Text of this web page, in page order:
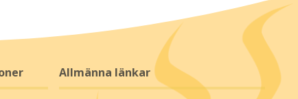
Allmänna länkar